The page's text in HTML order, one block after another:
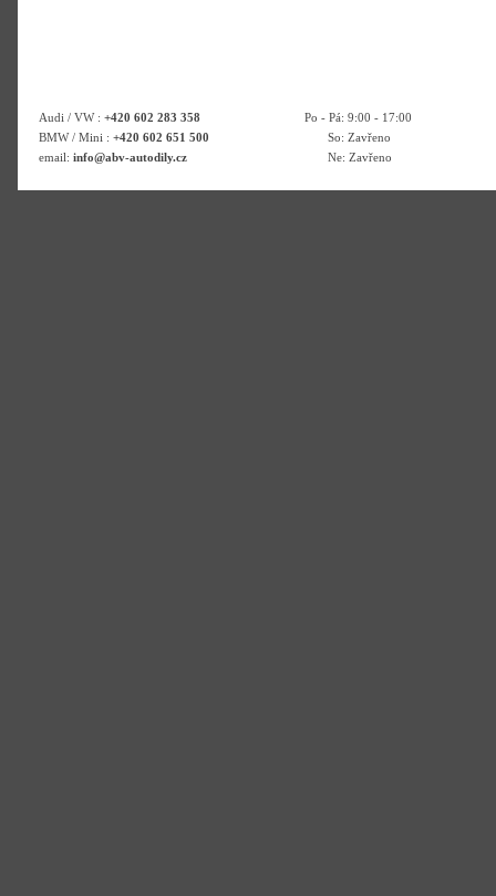
Audi / VW : +420 602 283 358
BMW / Mini : +420 602 651 500
email: info@abv-autodily.cz
Po - Pá: 9:00 - 17:00
So: Zavřeno
Ne: Zavřeno